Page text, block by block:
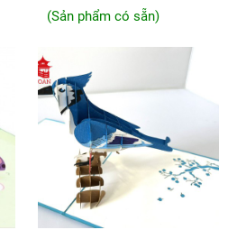
(Sản phẩm có sẵn)